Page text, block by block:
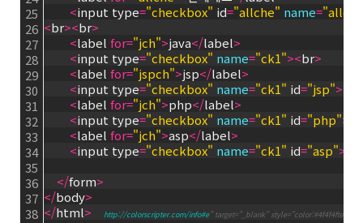
25
26
27
28
29
30
31
32
33
34
35
36
37
38
<input type="checkbox" id="allche" name=
<br><br>
<label for="jch">java</label>
<input type="checkbox" name="ck1"><br>
<label for="jspch">jsp</label>
<input type="checkbox" name="ck1" id="jsp">
<label for="jch">php</label>
<input type="checkbox" name="ck1" id="php">
<label for="jch">asp</label>
<input type="checkbox" name="ck1" id="asp">
</form>
</body>
</html> http://colorscripter.com/info#e" target="_blank" style="color:#4f4f4ftext-